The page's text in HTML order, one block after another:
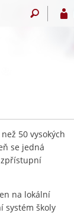
50 vysokých
se jedná
zpřístupní
na lokální
systém školy